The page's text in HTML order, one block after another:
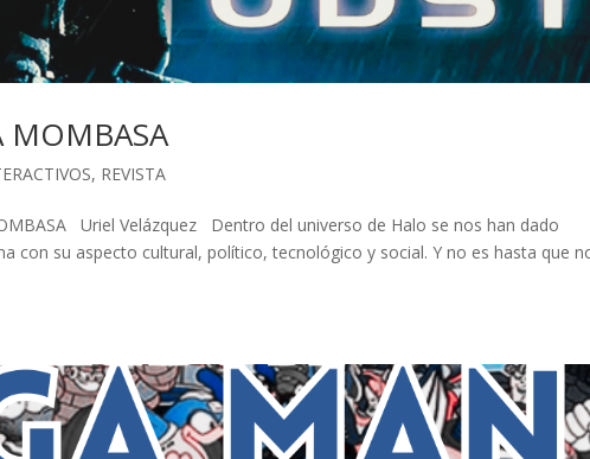
MOMBASA
, REVISTA
Uriel Velázquez Dentro del universo de Halo se nos han dado
con su aspecto cultural, político, tecnológico y social. Y no es hasta que